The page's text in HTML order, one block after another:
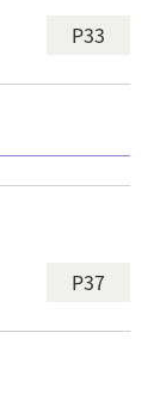
P33
P37